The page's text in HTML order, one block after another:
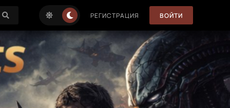
РЕГИСТРАЦИЯ ВОЙТИ